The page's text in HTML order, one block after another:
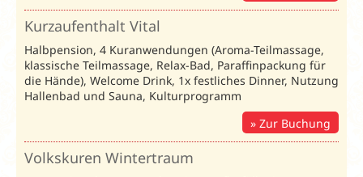
Kurzaufenthalt Vital
Halbpension, 4 Kuranwendungen (Aroma-Teilmassage,
klassische Teilmassage, Relax-Bad, Paraffinpackung für
die Hände), Welcome Drink, 1x festliches Dinner, Nutzung
Hallenbad und Sauna, Kulturprogramm
Zur Buchung
Volkskuren Wintertraum
bis
17.12.27
Heilkur
8€ Rabatt
pro Person
und Nacht
ab 21 ÜN
Leichte Kur und Heilkur 2026/ Preise in € pro
Busanreise: Sonntag, Montag;